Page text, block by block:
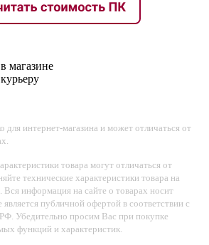
магазине
для интернет-магазина и может отличаться от
товара могут отличаться от
технические характеристики товара на
информация на сайте о товарах носит
публичной офертой в соответствии с
Убедительно просим Вас при покупке
функций и характеристик.